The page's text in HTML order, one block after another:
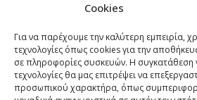
Cookies
Για να παρέχουμε την καλύτερη εμπειρία,
τεχνολογίες όπως cookies για την
σε πληροφορίες συσκευών. Η συγκατάθεση
τεχνολογίες θα μας επιτρέψει να
προσωπικού χαρακτήρα, όπως
ΤΗΛΕΦΩΝΟ: +30 211 4021758
EMAIL:info@welldone.com.gr